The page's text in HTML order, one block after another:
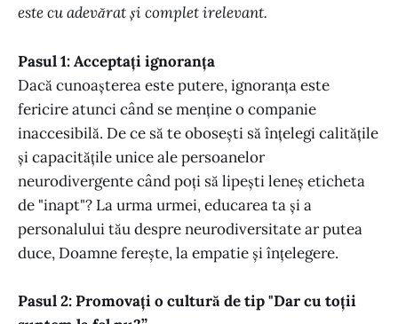
este cu adevărat și complet irelevant.
Pasul 1: Acceptați ignoranța
Dacă cunoașterea este putere, ignoranța este
fericire atunci când se menține o companie
inaccesibilă. De ce să te obosești să înțelegi calitățile
și capacitățile unice ale persoanelor
neurodivergente când poți să lipești leneș eticheta
de "inapt"? La urma urmei, educarea ta și a
personalului tău despre neurodiversitate ar putea
duce, Doamne ferește, la empatie și înțelegere.
Pasul 2: Promovați o cultură de tip "Dar cu toții